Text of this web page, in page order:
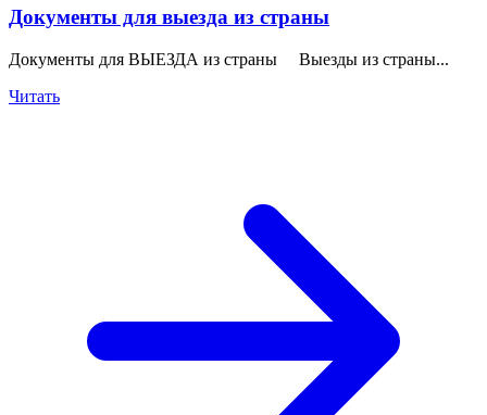
Документы для выезда из страны
Документы для ВЫЕЗДА из страны Выезды из страны...
Читать